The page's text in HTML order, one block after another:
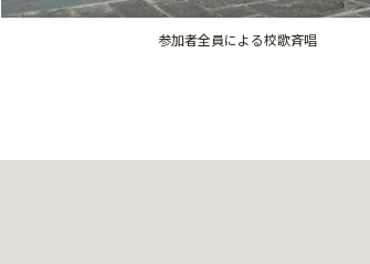
参加者全員による校歌斉唱